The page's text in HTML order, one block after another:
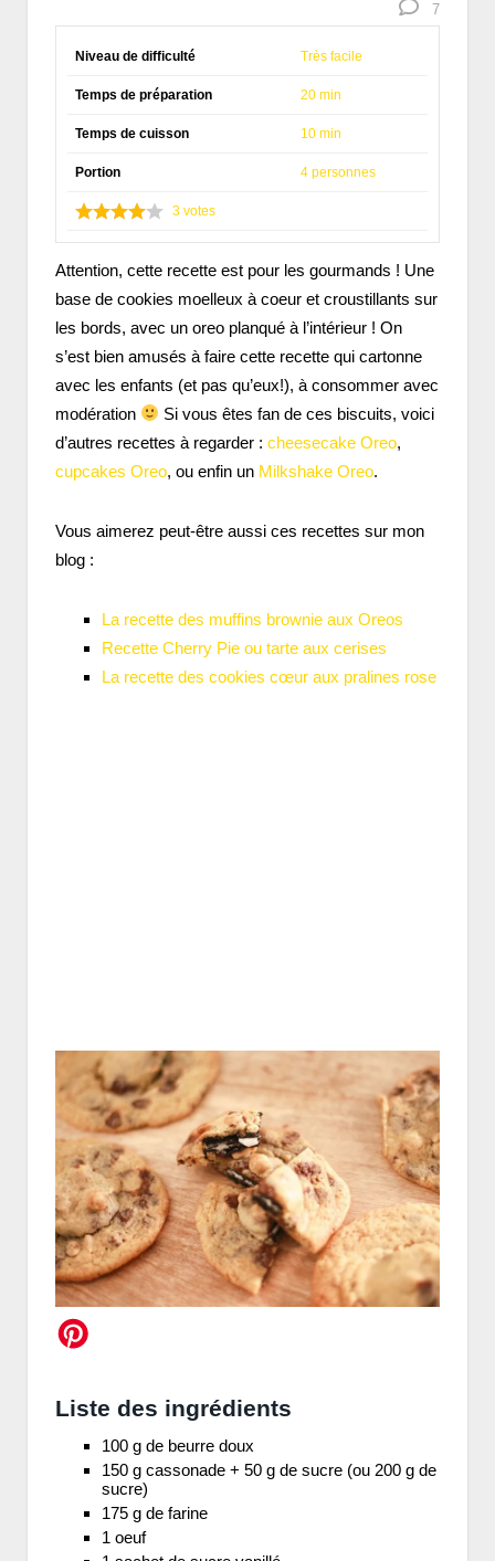
7
Niveau de difficulté Très facile
Temps de préparation 20 min
Temps de cuisson 10 min
Portion 4 personnes
3 votes
Attention, cette recette est pour les gourmands ! Une
base de cookies moelleux à coeur et croustillants sur
les bords, avec un oreo planqué à l’intérieur ! On
s’est bien amusés à faire cette recette qui cartonne
avec les enfants (et pas qu’eux!), à consommer avec
modération
Si vous êtes fan de ces biscuits, voici
d’autres recettes à regarder : cheesecake Oreo,
cupcakes Oreo, ou enfin un Milkshake Oreo.
Vous aimerez peut-être aussi ces recettes sur mon
blog :
La recette des muffins brownie aux Oreos
Recette Cherry Pie ou tarte aux cerises
La recette des cookies cœur aux pralines rose
Liste des ingrédients
100 g de beurre doux
150 g cassonade + 50 g de sucre (ou 200 g de
sucre)
175 g de farine
1 oeuf